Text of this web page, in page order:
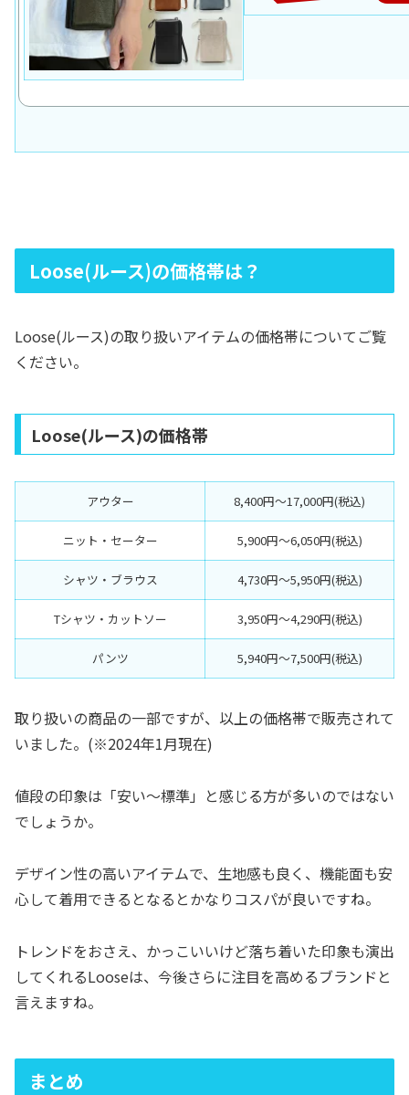
Loose(ルース)の価格帯は？
Loose(ルース)の取り扱いアイテムの価格帯についてご覧
ください。
Loose(ルース)の価格帯
アウター 8,400円〜17,000円(税込)
ニット・セーター 5,900円〜6,050円(税込)
シャツ・ブラウス 4,730円〜5,950円(税込)
Tシャツ・カットソー 3,950円〜4,290円(税込)
パンツ 5,940円〜7,500円(税込)
取り扱いの商品の一部ですが、以上の価格帯で販売されて
いました。(※2024年1月現在)
値段の印象は「安い〜標準」と感じる方が多いのではない
でしょうか。
デザイン性の高いアイテムで、生地感も良く、機能面も安
心して着用できるとなるとかなりコスパが良いですね。
トレンドをおさえ、かっこいいけど落ち着いた印象も演出
してくれるLooseは、今後さらに注目を高めるブランドと
言えますね。
まとめ